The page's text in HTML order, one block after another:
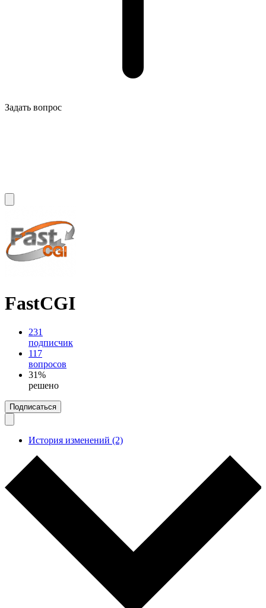
Задать вопрос
FastCGI
231
подписчик
117
вопросов
31%
решено
Подписаться
История изменений (2)